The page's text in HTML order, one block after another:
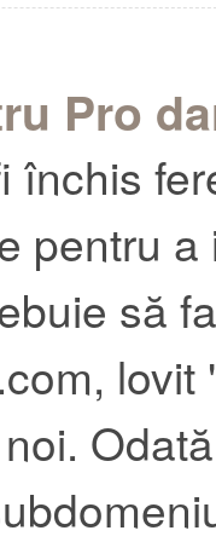
Pro
închis
pentru
să